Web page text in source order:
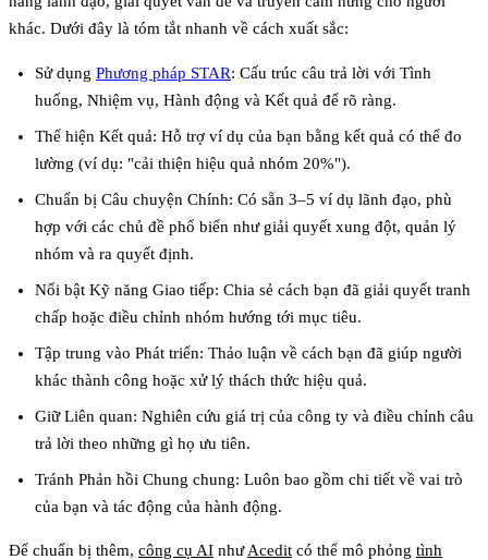
khác. Dưới đây là tóm tắt nhanh về cách xuất sắc:
Sử dụng Phương pháp STAR: Cấu trúc câu trả lời với Tình
huống, Nhiệm vụ, Hành động và Kết quả để rõ ràng.
Thể hiện Kết quả: Hỗ trợ ví dụ của bạn bằng kết quả có thể đo
lường (ví dụ: "cải thiện hiệu quả nhóm 20%").
Chuẩn bị Câu chuyện Chính: Có sẵn 3–5 ví dụ lãnh đạo, phù
hợp với các chủ đề phổ biến như giải quyết xung đột, quản lý
nhóm và ra quyết định.
Nổi bật Kỹ năng Giao tiếp: Chia sẻ cách bạn đã giải quyết tranh
chấp hoặc điều chỉnh nhóm hướng tới mục tiêu.
Tập trung vào Phát triển: Thảo luận về cách bạn đã giúp người
khác thành công hoặc xử lý thách thức hiệu quả.
Giữ Liên quan: Nghiên cứu giá trị của công ty và điều chỉnh câu
trả lời theo những gì họ ưu tiên.
Tránh Phản hồi Chung chung: Luôn bao gồm chi tiết về vai trò
của bạn và tác động của hành động.
Để chuẩn bị thêm, công cụ AI nhưAcedit có thể mô phỏng tình